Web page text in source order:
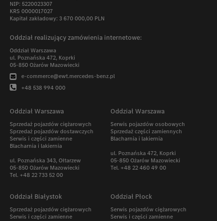
NIP: 5220023307
KRS 0000017027
Kapitał zakładowy: 3 670 000,00 PLN
Oddział realizujący zamówienia internetowe:
Oddział Warszawa
ul. Poznańska 472, Koprki
05-850 Ożarów Mazowiecki
e-commerce@ewt.mercedes-benz.pl
+48 538 994 000
Oddział Warszawa
Sprzedaż pojazdów ciężarowych
Sprzedaż pojazdów dostawczych
Serwis i części zamienne
Blacharnia i lakiernia
ul. Poznańska 343, Ołtarzew
05-850 Ożarów Mazowiecki
Tel. +48 22 733 52 00
Oddział Warszawa
Serwis pojazdów osobowych
Sprzedaż części zamiennych
Blacharnia i lakiernia
ul. Poznańska 472, Koprki
05-850 Ożarów Mazowiecki
Tel. +48 22 460 49 00
Oddział Białystok
Sprzedaż pojazdów ciężarowych
Serwis i części zamienne
Oddział Płock
Serwis pojazdów ciężarowych
Serwis i części zamienne